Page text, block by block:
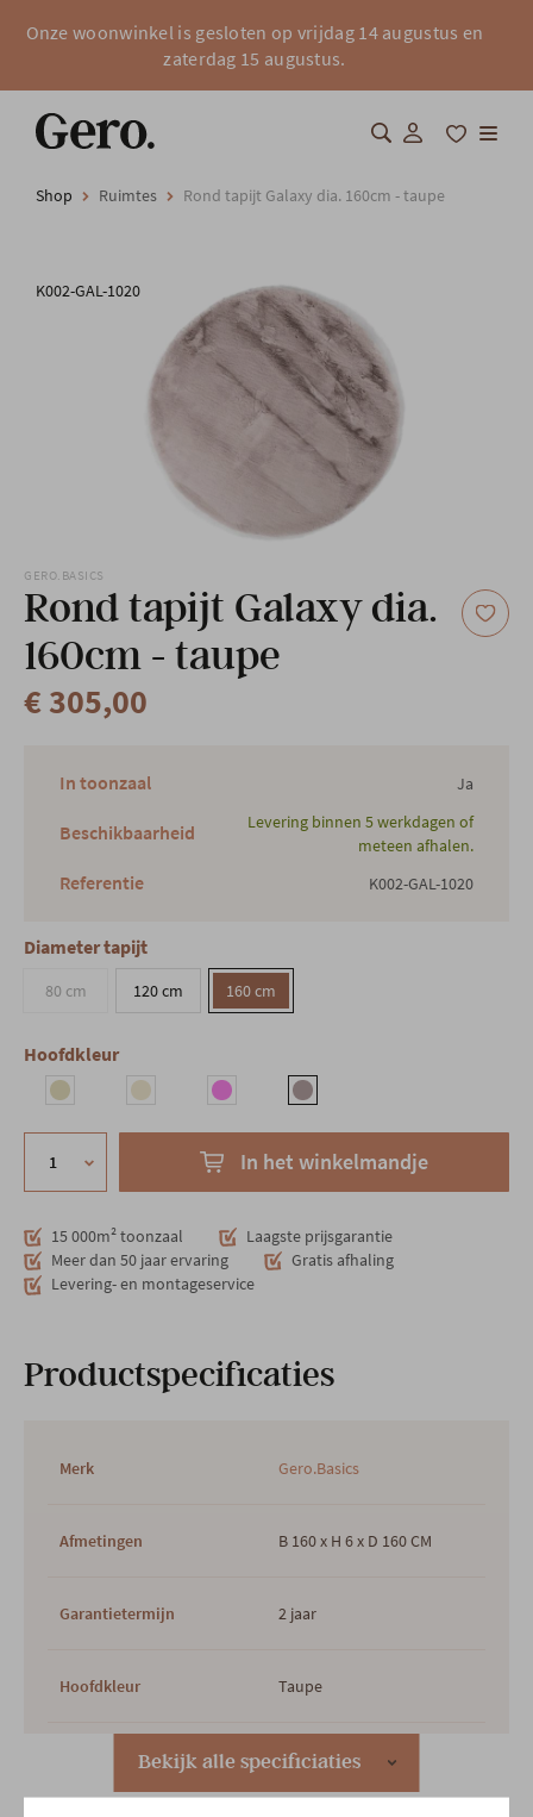
Onze woonwinkel is gesloten op vrijdag 14 augustus en
zaterdag 15 augustus.
Totaalinrichting
Shop Ruimtes Rond tapijt Galaxy dia. 160cm - taupe
K002-GAL-1020
GERO.BASICS
Rond tapijt Galaxy dia.
160cm - taupe
€ 305,00
In toonzaal Ja
Beschikbaarheid
Levering binnen 5 werkdagen of
meteen afhalen.
Referentie K002-GAL-1020
Diameter tapijt
80 cm 120 cm 160 cm
Hoofdkleur
In het winkelmandje
15 000m² toonzaal
Laagste prijsgarantie
Meer dan 50 jaar ervaring
Gratis afhaling
Levering- en montageservice
Productspecificaties
Bekijk alle specificiaties
Merk Gero.Basics
Afmetingen B 160 x H 6 x D 160 CM
Garantietermijn 2 jaar
Hoofdkleur Taupe
Hoofdmateriaal Polyester